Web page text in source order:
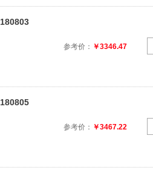
参考价： ￥3346.47
参考价： ￥3467.22